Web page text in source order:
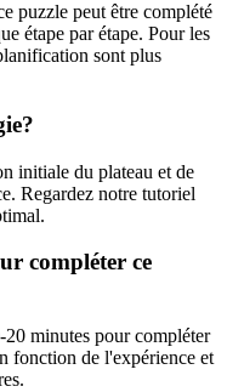
puzzle peut être complété
étape par étape. Pour les
sont plus
initiale du plateau et de
Regardez notre tutoriel
compléter ce
20 minutes pour compléter
fonction de l'expérience et